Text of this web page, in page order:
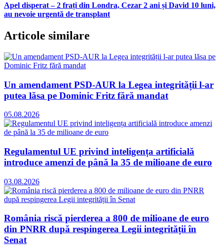
Apel disperat – 2 frați din Londra, Cezar 2 ani și David 10 luni,
au nevoie urgentă de transplant
Articole similare
Un amendament PSD-AUR la Legea integrității l-ar
putea lăsa pe Dominic Fritz fără mandat
05.08.2026
Regulamentul UE privind inteligența artificială
introduce amenzi de până la 35 de milioane de euro
03.08.2026
România riscă pierderea a 800 de milioane de euro
din PNRR după respingerea Legii integrității în
Senat